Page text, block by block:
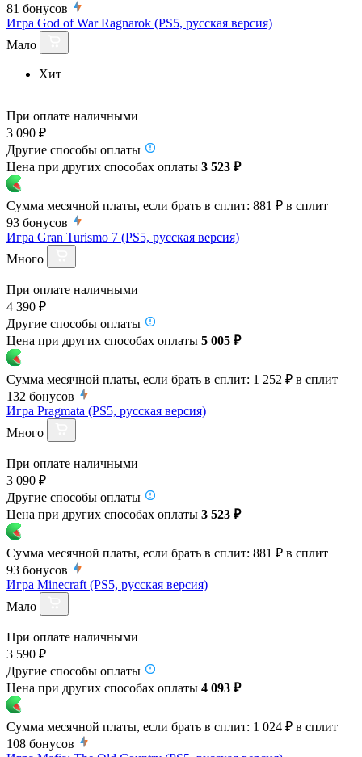
81 бонусов
Игра God of War Ragnarok (PS5, русская версия)
Мало
Хит
При оплате наличными
3 090 ₽
Другие способы оплаты
Цена при других способах оплаты 3 523 ₽
Сумма месячной платы, если брать в сплит: 881 ₽ в сплит
93 бонусов
Игра Gran Turismo 7 (PS5, русская версия)
Много
При оплате наличными
4 390 ₽
Другие способы оплаты
Цена при других способах оплаты 5 005 ₽
Сумма месячной платы, если брать в сплит: 1 252 ₽ в сплит
132 бонусов
Игра Pragmata (PS5, русская версия)
Много
При оплате наличными
3 090 ₽
Другие способы оплаты
Цена при других способах оплаты 3 523 ₽
Сумма месячной платы, если брать в сплит: 881 ₽ в сплит
93 бонусов
Игра Minecraft (PS5, русская версия)
Мало
При оплате наличными
3 590 ₽
Другие способы оплаты
Цена при других способах оплаты 4 093 ₽
Сумма месячной платы, если брать в сплит: 1 024 ₽ в сплит
108 бонусов